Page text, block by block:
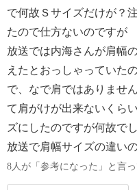
で何故Ｓサイズだけが？
たので仕方ないのですが
放送では内海さんが肩幅
えたとおっしゃっていた
で、なで肩ではありませ
て肩がけが出来ないくら
ズにしたのですが何故で
放送で肩幅サイズの違い
8人が「参考になった」と言